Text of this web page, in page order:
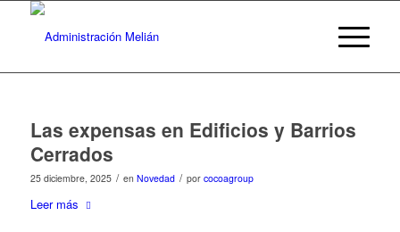
Las expensas en Edificios y Barrios
Cerrados
25 diciembre, 2025 / en Novedad / por cocoagroup
Leer más